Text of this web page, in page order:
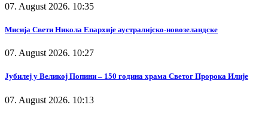
07. August 2026. 10:35
Мисија Свети Никола Епархије аустралијско-новозеландске
07. August 2026. 10:27
Јубилеј у Великој Попини – 150 година храма Светог Пророка Илије
07. August 2026. 10:13